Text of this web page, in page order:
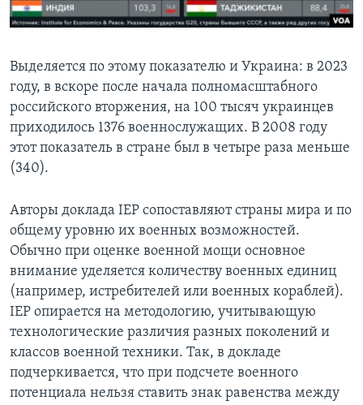
Выделяется по этому показателю и Украина: в 2023
году, в вскоре после начала полномасштабного
российского вторжения, на 100 тысяч украинцев
приходилось 1376 военнослужащих. В 2008 году
этот показатель в стране был в четыре раза меньше
(340).
Авторы доклада IEP сопоставляют страны мира и по
общему уровню их военных возможностей.
Обычно при оценке военной мощи основное
внимание уделяется количеству военных единиц
(например, истребителей или военных кораблей).
IEP опирается на методологию, учитывающую
технологические различия разных поколений и
классов военной техники. Так, в докладе
подчеркивается, что при подсчете военного
потенциала нельзя ставить знак равенства между